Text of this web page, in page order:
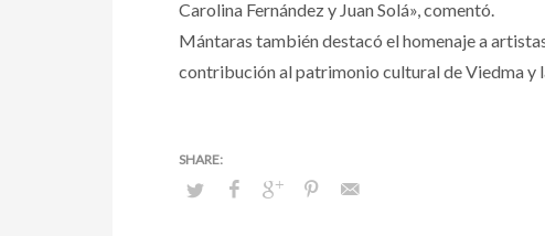
Carolina Fernández y Juan Solá», comentó.
Mántaras también destacó el homenaje a
contribución al patrimonio cultural de Viedma y